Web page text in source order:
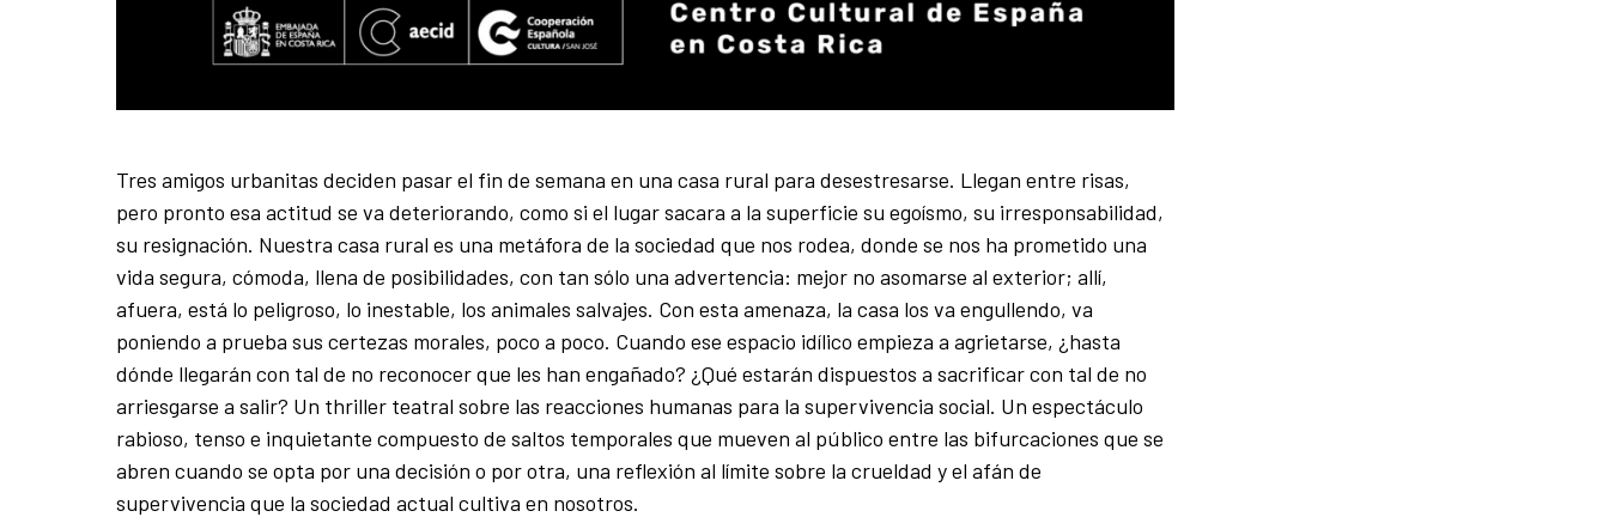
Tres amigos urbanitas deciden pasar el fin de semana en una casa rural para desestresarse. Llegan entre risas,
pero pronto esa actitud se va deteriorando, como si el lugar sacara a la superficie su egoísmo, su irresponsabilidad,
su resignación. Nuestra casa rural es una metáfora de la sociedad que nos rodea, donde se nos ha prometido una
vida segura, cómoda, llena de posibilidades, con tan sólo una advertencia: mejor no asomarse al exterior; allí,
afuera, está lo peligroso, lo inestable, los animales salvajes. Con esta amenaza, la casa los va engullendo, va
poniendo a prueba sus certezas morales, poco a poco. Cuando ese espacio idílico empieza a agrietarse, ¿hasta
dónde llegarán con tal de no reconocer que les han engañado? ¿Qué estarán dispuestos a sacrificar con tal de no
arriesgarse a salir? Un thriller teatral sobre las reacciones humanas para la supervivencia social. Un espectáculo
rabioso, tenso e inquietante compuesto de saltos temporales que mueven al público entre las bifurcaciones que se
abren cuando se opta por una decisión o por otra, una reflexión al límite sobre la crueldad y el afán de
supervivencia que la sociedad actual cultiva en nosotros.